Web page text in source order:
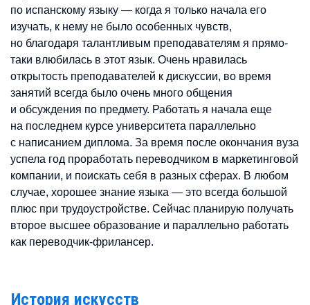
по испанскому языку — когда я только начала его
изучать, к нему не было особенных чувств,
но благодаря талантливым преподавателям я прямо-
таки влюбилась в этот язык. Очень нравилась
открытость преподавателей к дискуссии, во время
занятий всегда было очень много общения
и обсуждения по предмету. Работать я начала еще
на последнем курсе университета параллельно
с написанием диплома. За время после окончания вуза
успела год проработать переводчиком в маркетинговой
компании, и поискать себя в разных сферах. В любом
случае, хорошее знание языка — это всегда большой
плюс при трудоустройстве. Сейчас планирую получать
второе высшее образование и параллельно работать
как переводчик-фрилансер.
История искусств